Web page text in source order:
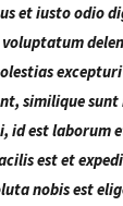
et iusto odio
similique
id est laborum
est et
nobis est